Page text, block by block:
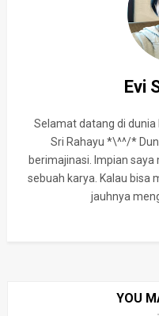
Evi
Selamat datang di dunia
Sri Rahayu *\^^/*
berimajinasi. Impian
sebuah karya. Kalau bisa
jauhnya
YOU